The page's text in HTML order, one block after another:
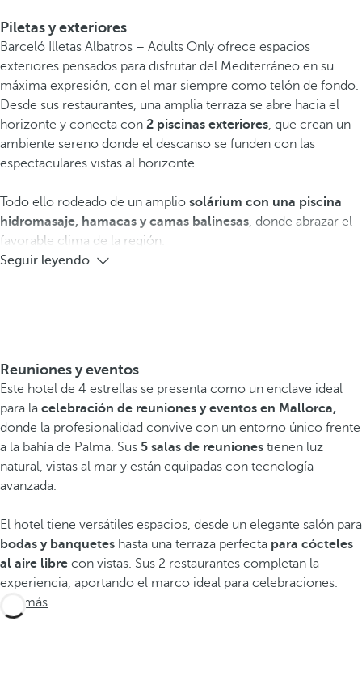
Piletas y exteriores
Barceló Illetas Albatros – Adults Only ofrece espacios
exteriores pensados para disfrutar del Mediterráneo en su
máxima expresión, con el mar siempre como telón de fondo.
Desde sus restaurantes, una amplia terraza se abre hacia el
horizonte y conecta con 2 piscinas exteriores, que crean un
ambiente sereno donde el descanso se funden con las
espectaculares vistas al horizonte.
Todo ello rodeado de un amplio solárium con una piscina
hidromasaje, hamacas y camas balinesas, donde abrazar el
favorable clima de la región.
Seguir leyendo
Reuniones y eventos
Este hotel de 4 estrellas se presenta como un enclave ideal
para la celebración de reuniones y eventos en Mallorca,
donde la profesionalidad convive con un entorno único frente
a la bahía de Palma. Sus 5 salas de reuniones tienen luz
natural, vistas al mar y están equipadas con tecnología
avanzada.
El hotel tiene versátiles espacios, desde un elegante salón para
bodas y banquetes hasta una terraza perfecta para cócteles
al aire libre con vistas. Sus 2 restaurantes completan la
experiencia, aportando el marco ideal para celebraciones.
Ver más